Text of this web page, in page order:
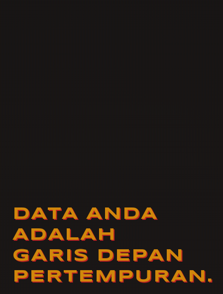
DATA ANDA
ADALAH
GARIS DEPAN
PERTEMPURAN.